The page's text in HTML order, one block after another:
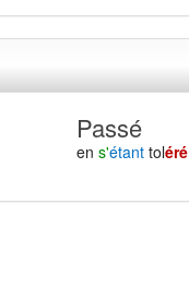
Passé
ens'étant toléré